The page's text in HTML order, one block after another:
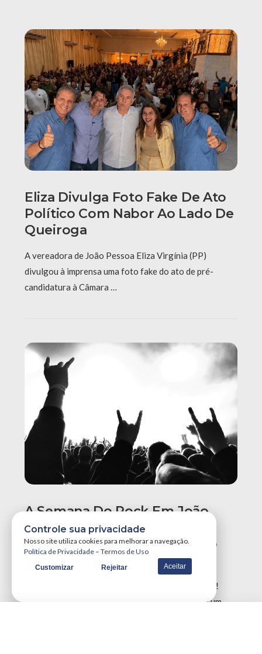
Eliza Divulga Foto Fake De Ato
Político Com Nabor Ao Lado De
Queiroga
A vereadora de João Pessoa Eliza Virgínia (PP)
divulgou à imprensa uma foto fake do ato de pré-
candidatura à Câmara …
A Semana Do Rock Em João
Pessoa Promete Um Dos
Maiores Finais De Semana Do
A Semana do Rock em João Pessoa tá destruidora!
Simplesmente teremos três grandes eventos em um
Controle sua privacidade
Nosso site utiliza cookies para melhorar a navegação.
Política de Privacidade – Termos de Uso
Customizar Rejeitar Aceitar